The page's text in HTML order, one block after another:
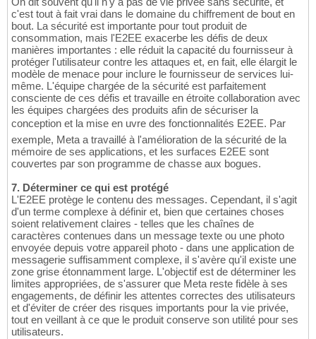
c'est tout à fait vrai dans le domaine du chiffrement de bout en
bout. La sécurité est importante pour tout produit de
consommation, mais l'E2EE exacerbe les défis de deux
manières importantes : elle réduit la capacité du fournisseur à
protéger l'utilisateur contre les attaques et, en fait, elle élargit le
modèle de menace pour inclure le fournisseur de services lui-
même. L'équipe chargée de la sécurité est parfaitement
consciente de ces défis et travaille en étroite collaboration avec
les équipes chargées des produits afin de sécuriser la
conception et la mise en uvre des fonctionnalités E2EE. Par
exemple, Meta a travaillé à l'amélioration de la sécurité de la
mémoire de ses applications, et les surfaces E2EE sont
couvertes par son programme de chasse aux bogues.
7. Déterminer ce qui est protégé
L'E2EE protège le contenu des messages. Cependant, il s'agit
d'un terme complexe à définir et, bien que certaines choses
soient relativement claires - telles que les chaînes de
caractères contenues dans un message texte ou une photo
envoyée depuis votre appareil photo - dans une application de
messagerie suffisamment complexe, il s'avère qu'il existe une
zone grise étonnamment large. L'objectif est de déterminer les
limites appropriées, de s'assurer que Meta reste fidèle à ses
engagements, de définir les attentes correctes des utilisateurs
et d'éviter de créer des risques importants pour la vie privée,
tout en veillant à ce que le produit conserve son utilité pour ses
utilisateurs.